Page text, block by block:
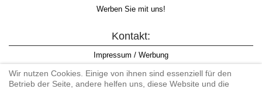
Werben Sie mit uns!
Kontakt:
Impressum / Werbung
Informationspflicht WKO
Wir nutzen Cookies. Einige von ihnen sind essenziell für den
Betrieb der Seite, andere helfen uns, diese Website und die